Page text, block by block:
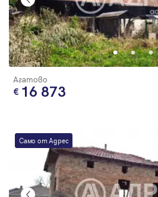
Агатово
16 873
Само от Адрес